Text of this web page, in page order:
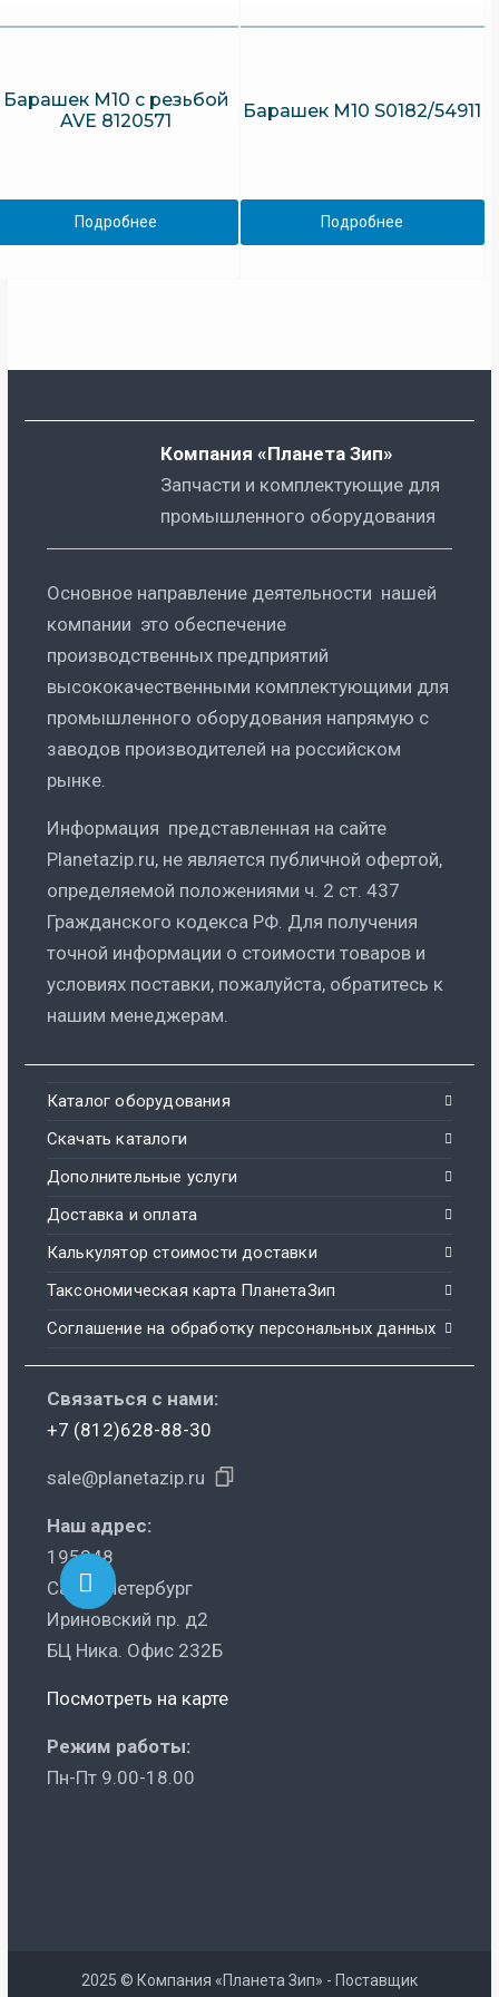
Барашек M10 с резьбой
AVE 8120571
Подробнее
Барашек M10 S0182/54911
Подробнее
Компания «Планета Зип»
Запчасти и комплектующие для
промышленного оборудования
Основное направление деятельности нашей
компании это обеспечение
производственных предприятий
высококачественными комплектующими для
промышленного оборудования напрямую с
заводов производителей на российском
рынке.
Информация представленная на сайте
Planetazip.ru, не является публичной офертой,
определяемой положениями ч. 2 ст. 437
Гражданского кодекса РФ. Для получения
точной информации о стоимости товаров и
условиях поставки, пожалуйста, обратитесь к
нашим менеджерам.
Каталог оборудования
Скачать каталоги
Дополнительные услуги
Доставка и оплата
Калькулятор стоимости доставки
Таксономическая карта ПланетаЗип
Соглашение на обработку персональных данных
Связаться с нами:
+7 (812)628-88-30
sale@planetazip.ru
Наш адрес:
195248
Санкт-Петербург
Ириновский пр. д2
БЦ Ника. Офис 232Б
Посмотреть на карте
Режим работы:
Пн-Пт 9.00-18.00
2025 © Компания «Планета Зип» - Поставщик